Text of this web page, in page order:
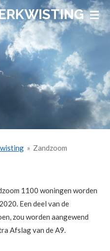
» Zandzoom
1100 woningen worden
Een deel van de
zou worden aangewend
Afslag van de A9.